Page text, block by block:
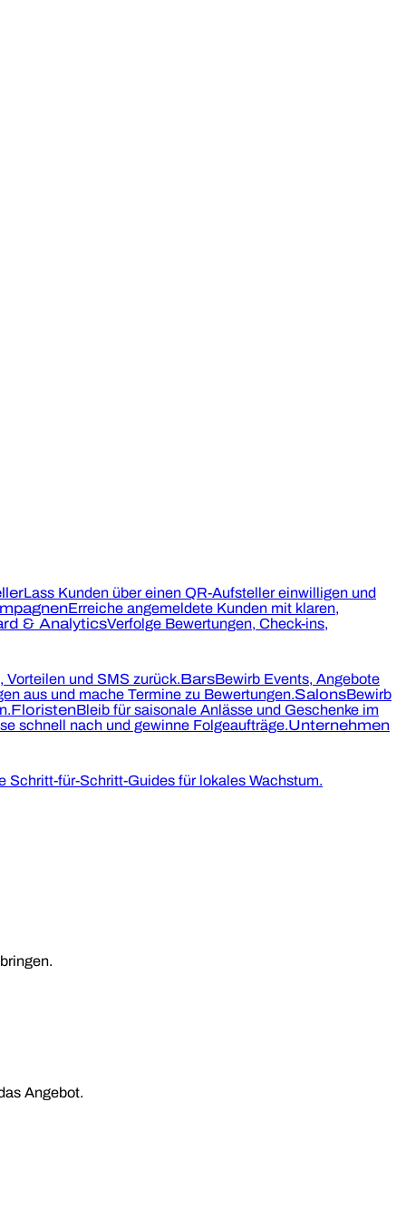
Lass Kunden über einen QR-Aufsteller einwilligen und
Erreiche angemeldete Kunden mit klaren,
& AnalyticsVerfolge Bewertungen, Check-ins,
und SMS zurück.BarsBewirb Events, Angebote
aus und mache Termine zu Bewertungen.SalonsBewirb
FloristenBleib für saisonale Anlässe und Geschenke im
schnell nach und gewinne Folgeaufträge.Unternehmen
Schritt-für-Schritt-Guides für lokales Wachstum.
Angebot.